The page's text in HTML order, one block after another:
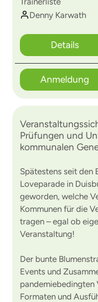
Denny Karwath
Details
Anmeldung
Prüfungen und
kommunalen
Spätestens seit den
Loveparade in
geworden, welche
Kommunen für die
tragen – egal ob
Veranstaltung!
Der bunte
Events und
pandemiebedingten
Formaten und